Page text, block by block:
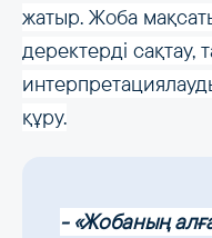
жатыр. Жоба
деректерді сақтау,
құру.
- «Жобаның